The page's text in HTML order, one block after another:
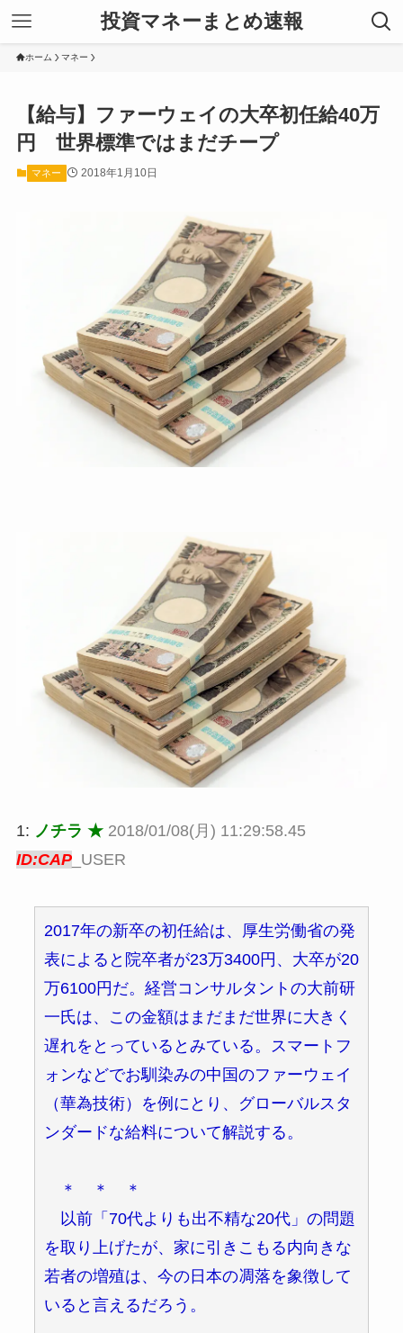
投資マネーまとめ速報
ホーム マネー
【給与】ファーウェイの大卒初任給40万
円 世界標準ではまだチープ
マネー 2018年1月10日
1: ノチラ ★ 2018/01/08(月) 11:29:58.45
ID:CAP_USER
2017年の新卒の初任給は、厚生労働省の発
表によると院卒者が23万3400円、大卒が20
万6100円だ。経営コンサルタントの大前研
一氏は、この金額はまだまだ世界に大きく
遅れをとっているとみている。スマートフ
ォンなどでお馴染みの中国のファーウェイ
（華為技術）を例にとり、グローバルスタ
ンダードな給料について解説する。
＊ ＊ ＊
以前「70代よりも出不精な20代」の問題
を取り上げたが、家に引きこもる内向きな
若者の増殖は、今の日本の凋落を象徴して
いると言えるだろう。